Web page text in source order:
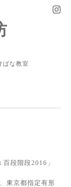
ばな教室
段階段2016」
東京都指定有形